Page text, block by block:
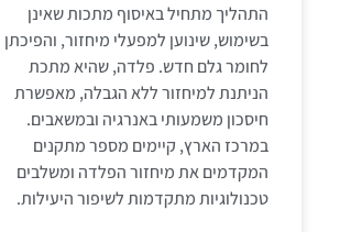
התהליך מתחיל באיסוף מתכות שאינן
בשימוש, שינוען למפעלי מיחזור, והפיכתן
לחומר גלם חדש. פלדה, שהיא מתכת
הניתנת למיחזור ללא הגבלה, מאפשרת
חיסכון משמעותי באנרגיה ובמשאבים.
במרכז הארץ, קיימים מספר מתקנים
המקדמים את מיחזור הפלדה ומשלבים
טכנולוגיות מתקדמות לשיפור היעילות.